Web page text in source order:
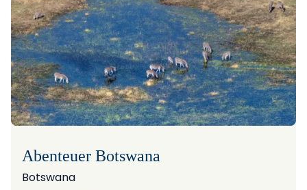
Abenteuer Botswana
Botswana